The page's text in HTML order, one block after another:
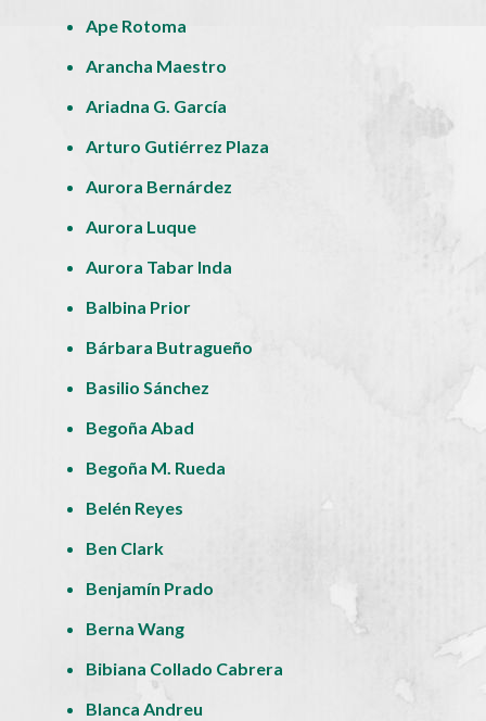
Ape Rotoma
Arancha Maestro
Ariadna G. García
Arturo Gutiérrez Plaza
Aurora Bernárdez
Aurora Luque
Aurora Tabar Inda
Balbina Prior
Bárbara Butragueño
Basilio Sánchez
Begoña Abad
Begoña M. Rueda
Belén Reyes
Ben Clark
Benjamín Prado
Berna Wang
Bibiana Collado Cabrera
Blanca Andreu